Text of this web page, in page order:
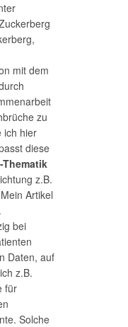
mit dem
zu
ich hier
diese
Thematik
z.B.
Artikel
bei
Daten, auf
z.B.
für
Solche